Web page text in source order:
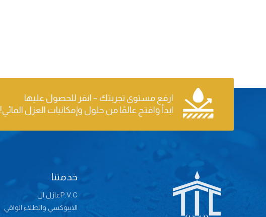
ارفع مستوى تجربتك – انقر للحصول عليها
ابدأ وافتح عالمًا من حلول وإمكانيات العزل المائي!
خدمتنا
P.V.Cعازل ال
الايبوكسي والطلاء الواقي